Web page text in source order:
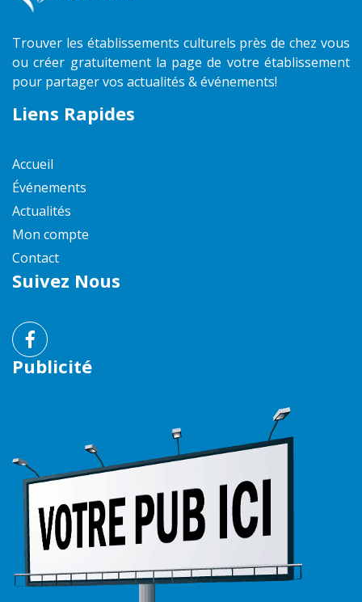
Trouver les établissements culturels près de chez vous
ou créer gratuitement la page de votre établissement
pour partager vos actualités & événements!
Liens Rapides
Accueil
Événements
Actualités
Mon compte
Contact
Suivez Nous
Publicité